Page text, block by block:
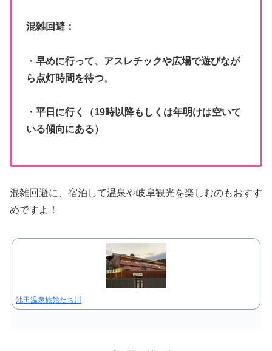
混雑回避：
・ 早めに行って、アスレチックや広場で遊びなが
ら点灯時間を待つ。
・平日に行く（19時以降もしくは年明けは空いて
いる傾向にある）
混雑回避に、宿泊して温泉や岐阜観光を楽しむのもおすす
めですよ！
池田温泉旅館たち川